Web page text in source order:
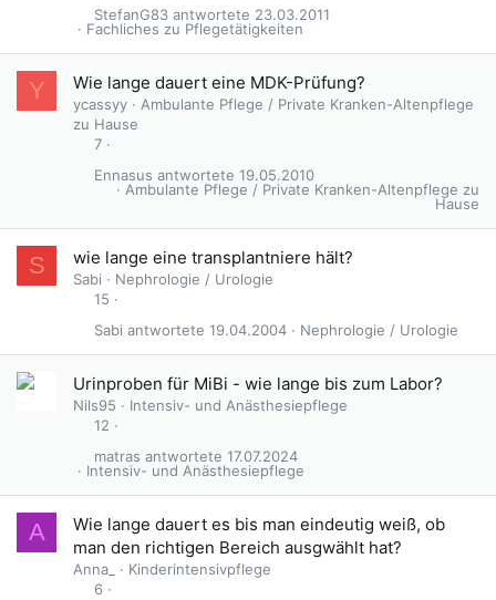
Fachliches zu Pflegetätigkeiten
23.03.2011
StefanG83
Y Wie lange dauert eine MDK-Prüfung?
ycassyy
Ambulante Pflege / Private Kranken-Altenpflege
zu Hause
7
Ambulante Pflege / Private Kranken-Altenpflege zu
Hause
19.05.2010
Ennasus
S wie lange eine transplantniere hält?
Sabi
Nephrologie / Urologie
15
Nephrologie / Urologie
19.04.2004
Sabi
Urinproben für MiBi - wie lange bis zum Labor?
Nils95
Intensiv- und Anästhesiepflege
12
Intensiv- und Anästhesiepflege
17.07.2024
matras
A
Wie lange dauert es bis man eindeutig weiß, ob
man den richtigen Bereich ausgwählt hat?
Anna_
Kinderintensivpflege
6